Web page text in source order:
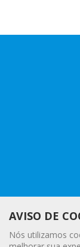
AVISO DE
Nós utilizamos